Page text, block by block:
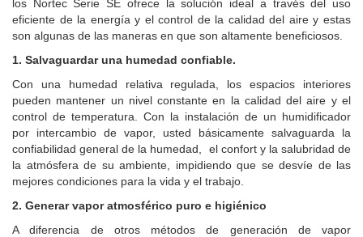
los Nortec Serie SE ofrece la solución ideal a través del uso
eficiente de la energía y el control de la calidad del aire y estas
son algunas de las maneras en que son altamente beneficiosos.
1. Salvaguardar una humedad confiable.
Con una humedad relativa regulada, los espacios interiores
pueden mantener un nivel constante en la calidad del aire y el
control de temperatura. Con la instalación de un humidificador
por intercambio de vapor, usted básicamente salvaguarda la
confiabilidad general de la humedad, el confort y la salubridad de
la atmósfera de su ambiente, impidiendo que se desvíe de las
mejores condiciones para la vida y el trabajo.
2. Generar vapor atmosférico puro e higiénico
A diferencia de otros métodos de generación de vapor